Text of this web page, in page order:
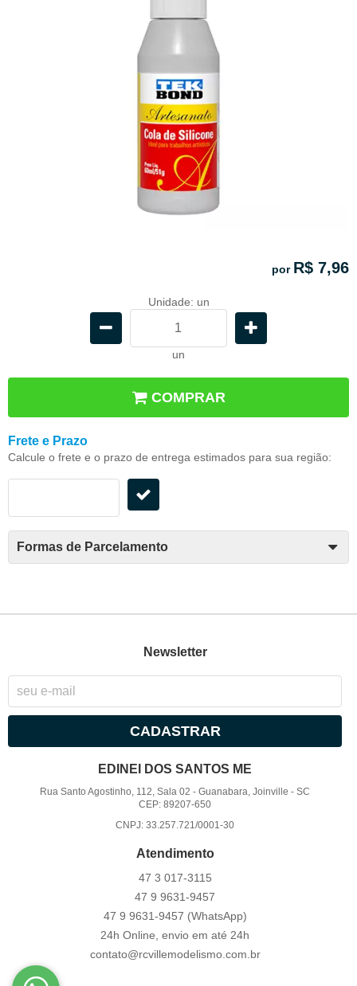
por R$ 7,96
Unidade: un
un
COMPRAR
Frete e Prazo
Calcule o frete e o prazo de entrega estimados para sua região:
Formas de Parcelamento
Newsletter
CADASTRAR
EDINEI DOS SANTOS ME
Rua Santo Agostinho, 112, Sala 02 -Guanabara, Joinville -SC
CEP: 89207-650
CNPJ: 33.257.721/0001-30
Atendimento
47 3 017-3115
47 9 9631-9457
47 9 9631-9457 (WhatsApp)
24h Online, envio em até 24h
contato@rcvillemodelismo.com.br